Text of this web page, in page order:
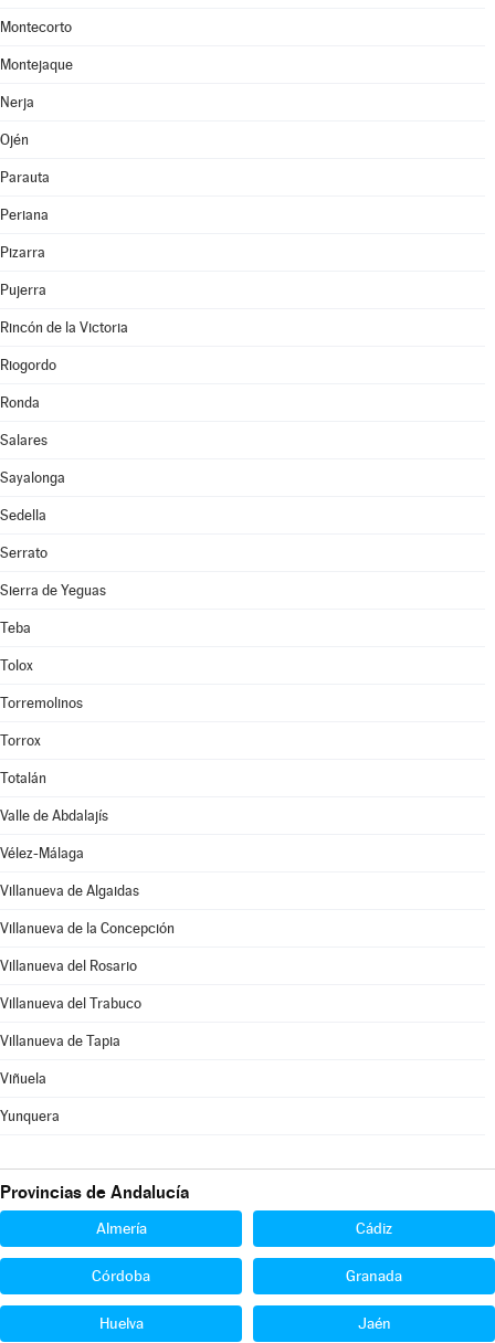
Montecorto
Montejaque
Nerja
Ojén
Parauta
Periana
Pizarra
Pujerra
Rincón de la Victoria
Riogordo
Ronda
Salares
Sayalonga
Sedella
Serrato
Sierra de Yeguas
Teba
Tolox
Torremolinos
Torrox
Totalán
Valle de Abdalajís
Vélez-Málaga
Villanueva de Algaidas
Villanueva de la Concepción
Villanueva del Rosario
Villanueva del Trabuco
Villanueva de Tapia
Viñuela
Yunquera
Provincias de Andalucía
Almería Cádiz
Córdoba Granada
Huelva Jaén